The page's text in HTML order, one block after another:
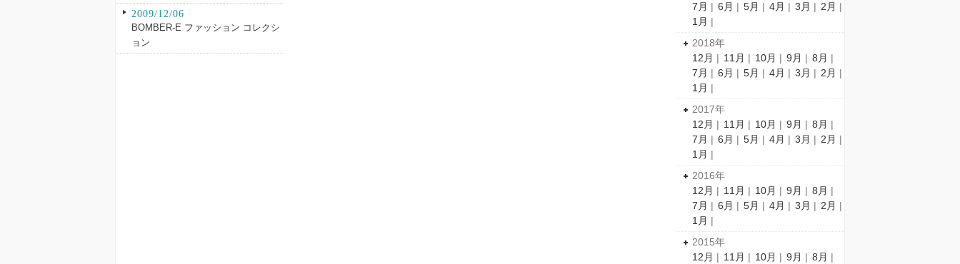
2009/12/06
BOMBER-E ファッション コレクシ
ョン
7月 | 6月 | 5月 | 4月 | 3月 | 2月 |
1月 |
2018年
12月 | 11月 | 10月 | 9月 | 8月 |
7月 | 6月 | 5月 | 4月 | 3月 | 2月 |
1月 |
2017年
12月 | 11月 | 10月 | 9月 | 8月 |
7月 | 6月 | 5月 | 4月 | 3月 | 2月 |
1月 |
2016年
12月 | 11月 | 10月 | 9月 | 8月 |
7月 | 6月 | 5月 | 4月 | 3月 | 2月 |
1月 |
2015年
12月 | 11月 | 10月 | 9月 | 8月 |